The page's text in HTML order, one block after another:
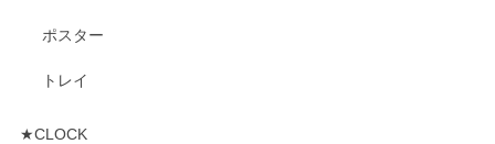
ポスター
トレイ
★CLOCK